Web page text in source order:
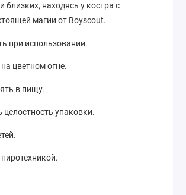
близких, находясь у костра с
магии от Boyscout.
при использовании.
на цветном огне.
в пищу.
целостность упаковки.